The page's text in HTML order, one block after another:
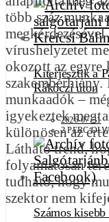
Kiterjesztik a
Rákóczi úton
2026-07-31
2 PERC
Számos
több száz
vírushelyzetet
okozott az egyre
szakemberhiány.
munkaadók –
igyekeztek
különösen az
Látható trend,
folyamatosan
tudható, hogy
szektor nem